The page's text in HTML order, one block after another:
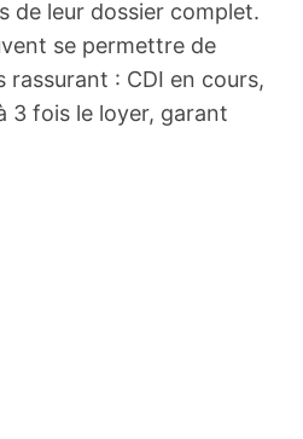
de leur dossier complet.
se permettre de
rassurant : CDI en cours,
3 fois le loyer, garant